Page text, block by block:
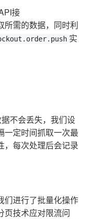
接
所需的数据，同时利
实
不会丢失，我们设
一定时间抓取一次最
，每次处理后会记录
们进行了批量化操作
页技术应对限流问